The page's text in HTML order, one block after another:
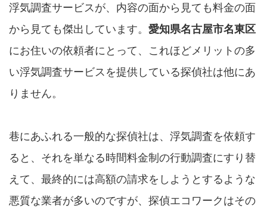
浮気調査サービスが、内容の面から見ても料金の面
から見ても傑出しています。 愛知県名古屋市名東区
にお住いの依頼者にとって、これほどメリットの多
い浮気調査サービスを提供している探偵社は他にあ
りません。
巷にあふれる一般的な探偵社は、浮気調査を依頼す
ると、それを単なる時間料金制の行動調査にすり替
えて、最終的には高額の請求をしようとするような
悪質な業者が多いのですが、探偵エコワークはその